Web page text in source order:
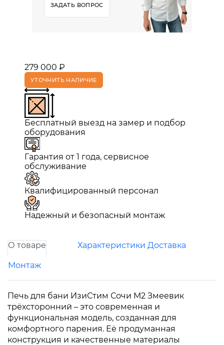
ЗАДАТЬ ВОПРОС
279 000 ₽
УТОЧНИТЬ НАЛИЧИЕ
Бесплатный выезд на замер и подбор
оборудования
Гарантия от 1 года, сервисное
обслуживание
Квалифицированный персонал
Надежный и безопасный монтаж
О товаре Характеристики Доставка
Монтаж
Печь для бани ИзиСтим Сочи М2 Змеевик
трёхсторонний – это современная и
функциональная модель, созданная для
комфортного парения. Её продуманная
конструкция и качественные материалы